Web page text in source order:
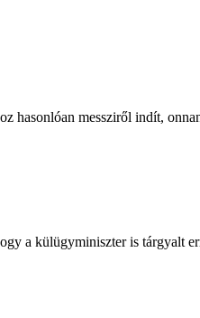
hasonlóan messziről indít,
a külügyminiszter is tárgyalt